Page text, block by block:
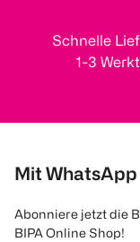
Schnelle
1-3
Mit
Abonniere jetzt die
BIPA Online Shop!